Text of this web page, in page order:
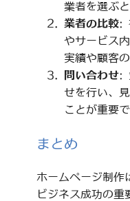
業者を選ぶ
業者の比較:
やサービス
実績や顧客
問い合わせ:
せを行い、
ことが重要で
まとめ
ホームページ制作
ビジネス成功の重